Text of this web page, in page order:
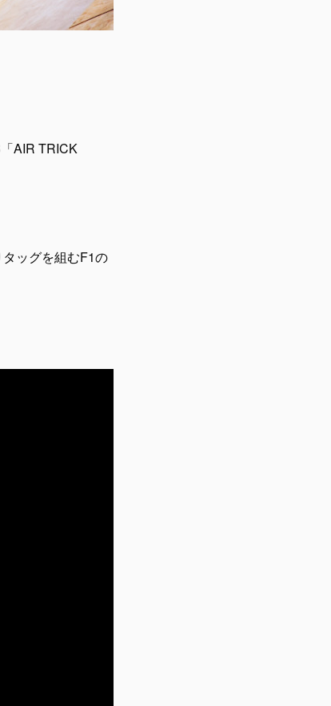
AIR TRICK
ッグを組むF1の